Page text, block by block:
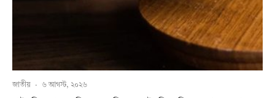
জাতীয় · ৬ আগস্ট, ২০২৬